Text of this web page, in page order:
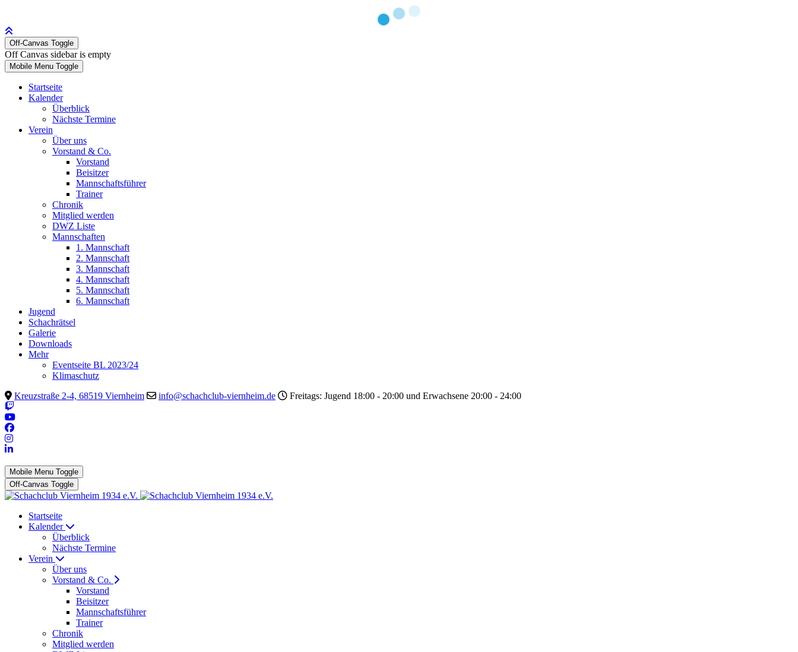
Off-Canvas Toggle
Off Canvas sidebar is empty
Mobile Menu Toggle
Startseite
Kalender
Überblick
Nächste Termine
Verein
Über uns
Vorstand & Co.
Vorstand
Beisitzer
Mannschaftsführer
Trainer
Chronik
Mitglied werden
DWZ Liste
Mannschaften
1. Mannschaft
2. Mannschaft
3. Mannschaft
4. Mannschaft
5. Mannschaft
6. Mannschaft
Jugend
Schachrätsel
Galerie
Downloads
Mehr
Eventseite BL 2023/24
Klimaschutz
Kreuzstraße 2-4, 68519 Viernheim
info@schachclub-viernheim.de Freitags: Jugend 18:00 - 20:00 und Erwachsene 20:00 - 24:00
Mobile Menu Toggle
Off-Canvas Toggle
Startseite
Kalender
Überblick
Nächste Termine
Verein
Über uns
Vorstand & Co.
Vorstand
Beisitzer
Mannschaftsführer
Trainer
Chronik
Mitglied werden